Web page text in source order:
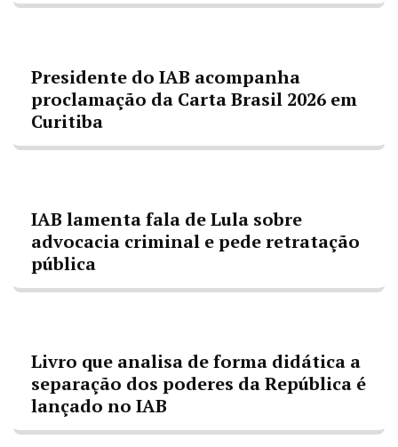
Presidente do IAB acompanha
proclamação da Carta Brasil 2026 em
Curitiba
IAB lamenta fala de Lula sobre
advocacia criminal e pede retratação
pública
Livro que analisa de forma didática a
separação dos poderes da República é
lançado no IAB